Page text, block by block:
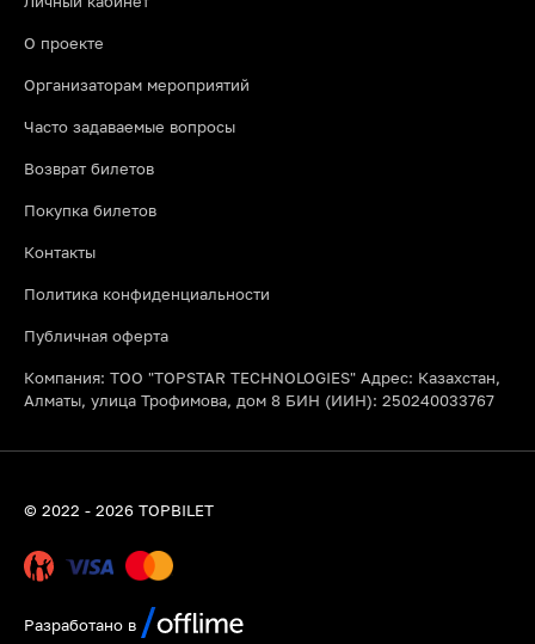
О проекте
Организаторам мероприятий
Часто задаваемые вопросы
Возврат билетов
Покупка билетов
Контакты
Политика конфиденциальности
Публичная оферта
Компания: ТОО "TOPSTAR TECHNOLOGIES" Адрес: Казахстан,
Алматы, улица Трофимова, дом 8 БИН (ИИН): 250240033767
© 2022 - 2026 TOPBILET
Разработано в